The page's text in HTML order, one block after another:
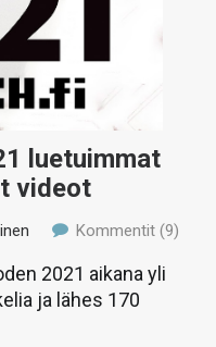
luetuimmat
videot
Kommentit (9)
2021 aikana yli
ja lähes 170